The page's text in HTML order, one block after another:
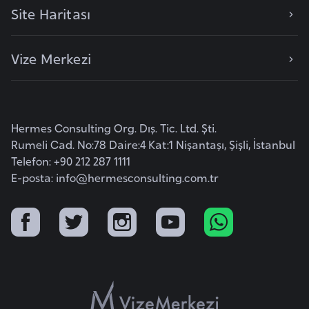
Site Haritası
Vize Merkezi
Hermes Consulting Org. Dış. Tic. Ltd. Şti.
Rumeli Cad. No:78 Daire:4 Kat:1 Nişantaşı, Şişli, İstanbul
Telefon: +90 212 287 1111
E-posta: info@hermesconsulting.com.tr
l
r
a
n
u
r